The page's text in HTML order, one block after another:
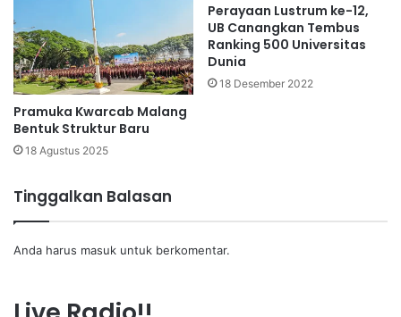
Pramuka Kwarcab Malang
Bentuk Struktur Baru
18 Agustus 2025
Perayaan Lustrum ke-12,
UB Canangkan Tembus
Ranking 500 Universitas
Dunia
18 Desember 2022
Tinggalkan Balasan
Anda harus masuk untuk berkomentar.